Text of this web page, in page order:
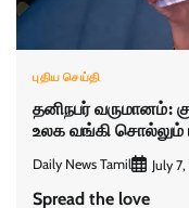
புதிய செய்தி
தனிநபர் வருமானம்:
உலக வங்கி சொல்லும்
Daily News Tamil July
Spread the love